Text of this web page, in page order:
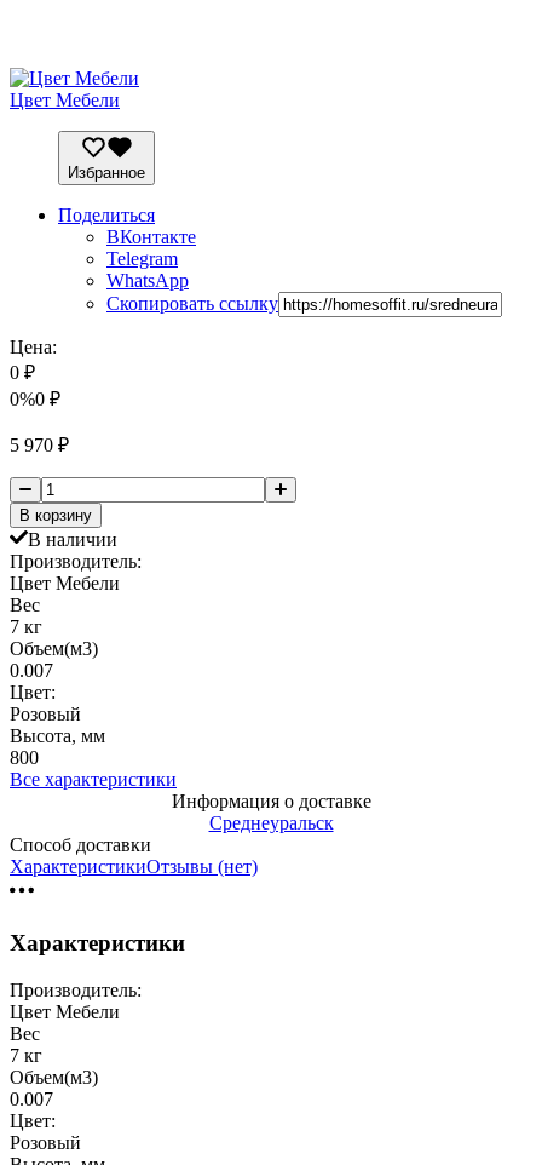
Цвет Мебели
Избранное
Поделиться
ВКонтакте
Telegram
WhatsApp
Скопировать ссылку
Цена:
0 ₽
0%0 ₽
5 970 ₽
В корзину
В наличии
Производитель:
Цвет Мебели
Вес
7 кг
Объем(м3)
0.007
Цвет:
Розовый
Высота, мм
800
Все характеристики
Информация о доставке
Среднеуральск
Способ доставки
ХарактеристикиОтзывы (нет)
Характеристики
Производитель:
Цвет Мебели
Вес
7 кг
Объем(м3)
0.007
Цвет:
Розовый